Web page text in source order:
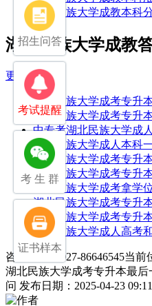
湖北民族大学成教本科
湖北民族大学成教
更多>>
湖北民族大学成考专升
湖北民族大学成考专升
中专考湖北民族大学成
湖北民族大学成人本科
湖北民族大学成考专升
湖北民族大学成考专升
湖北民族大学成考拿学
湖北民族大学成考专升
湖北民族大学成考专升
湖北民族大学成人高考
咨询电话：027-86646545当前
湖北民族大学成考专升本最后
问 发布日期：2025-04-23 09:11
招生问答
考试提醒
考 生 群
证书样本